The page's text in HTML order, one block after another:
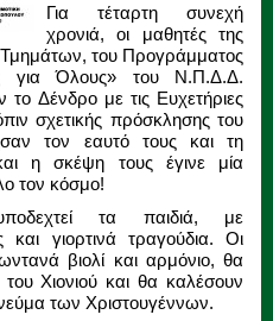
Για τέταρτη συνεχή
χρονιά, οι μαθητές της
Τμημάτων, του Προγράμματος
για Όλους» του Ν.Π.Δ.Δ.
Δένδρο με τις Ευχετήριες
σχετικής πρόσκλησης του
τον εαυτό τους και τη
η σκέψη τους έγινε μία
τον κόσμο!
τα παιδιά, με
και γιορτινά τραγούδια. Οι
βιολί και αρμόνιο, θα
Χιονιού και θα καλέσουν
των Χριστουγέννων.